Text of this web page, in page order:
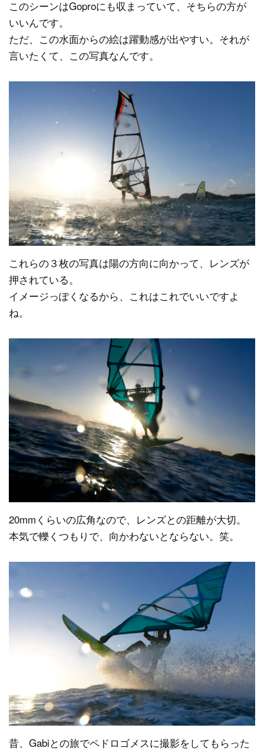
このシーンはGoproにも収まっていて、そちらの方が
いいんです。
ただ、この水面からの絵は躍動感が出やすい。それが
言いたくて、この写真なんです。
これらの３枚の写真は陽の方向に向かって、レンズが
押されている。
イメージっぽくなるから、これはこれでいいですよ
ね。
20mmくらいの広角なので、レンズとの距離が大切。
本気で轢くつもりで、向かわないとならない。笑。
昔、Gabiとの旅でペドロゴメスに撮影をしてもらった